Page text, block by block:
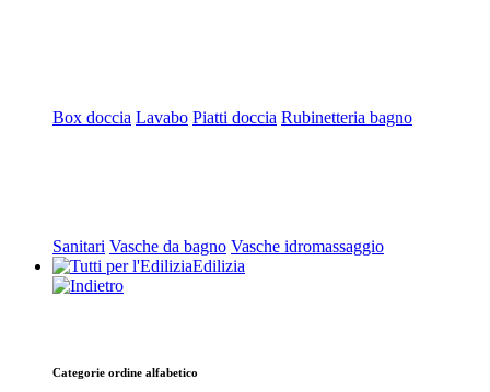
Box doccia Lavabo Piatti doccia Rubinetteria bagno
Sanitari Vasche da bagno Vasche idromassaggio
Edilizia
Categorie ordine alfabetico